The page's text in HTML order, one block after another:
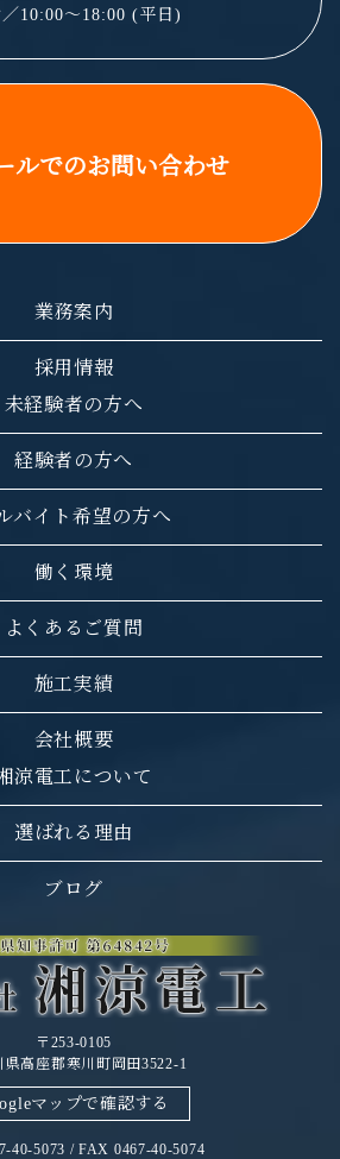
10:00～18:00 (平日)
ルでのお問い合わせ
業務案内
採用情報
未経験者の方へ
経験者の方へ
バイト希望の方へ
働く環境
よくあるご質問
施工実績
会社概要
涼電工について
選ばれる理由
ブログ
〒253-0105
県高座郡寒川町岡田3522-1
マップで確認する
40-5073 / FAX 0467-40-5074